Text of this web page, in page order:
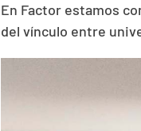
En Factor estamos
del vínculo entre